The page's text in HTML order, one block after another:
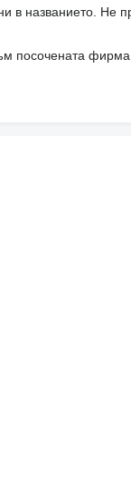
в названието. Не
посочената